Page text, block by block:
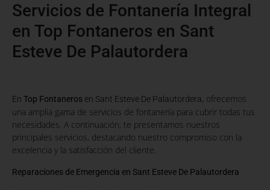
Servicios de Fontanería Integral
en Top Fontaneros en Sant
Esteve De Palautordera
En Top Fontaneros en Sant Esteve De Palautordera, ofrecemos
una amplia gama de servicios de fontanería para cubrir todas tus
necesidades. A continuación, te presentamos nuestros
principales servicios, destacando nuestro compromiso con la
excelencia y la satisfacción del cliente.
Reparaciones de Emergencia en Sant Esteve De Palautordera